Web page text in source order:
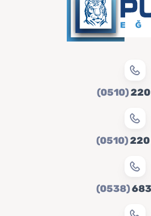
(0510)220
(0510)220
(0538)